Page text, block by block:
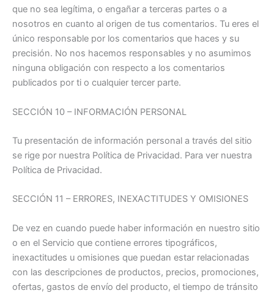
que no sea legítima, o engañar a terceras partes o a
nosotros en cuanto al origen de tus comentarios. Tu eres el
único responsable por los comentarios que haces y su
precisión. No nos hacemos responsables y no asumimos
ninguna obligación con respecto a los comentarios
publicados por ti o cualquier tercer parte.
SECCIÓN 10 – INFORMACIÓN PERSONAL
Tu presentación de información personal a través del sitio
se rige por nuestra Política de Privacidad. Para ver nuestra
Política de Privacidad.
SECCIÓN 11 – ERRORES, INEXACTITUDES Y OMISIONES
De vez en cuando puede haber información en nuestro sitio
o en el Servicio que contiene errores tipográficos,
inexactitudes u omisiones que puedan estar relacionadas
con las descripciones de productos, precios, promociones,
ofertas, gastos de envío del producto, el tiempo de tránsito